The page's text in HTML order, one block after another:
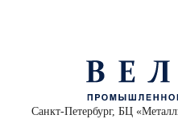
Санкт-Петербург, БЦ